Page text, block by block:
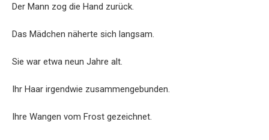
Der Mann zog die Hand zurück.
Das Mädchen näherte sich langsam.
Sie war etwa neun Jahre alt.
Ihr Haar irgendwie zusammengebunden.
Ihre Wangen vom Frost gezeichnet.